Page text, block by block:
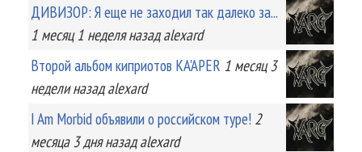
ДИВИЗОР: Я еще не заходил так далеко за...
1 месяц 1 неделяназад alexard
Второй альбом киприотов KA'APER 1 месяц 3
неделиназад alexard
I Am Morbid объявили о российском туре! 2
месяца 3 дняназад alexard